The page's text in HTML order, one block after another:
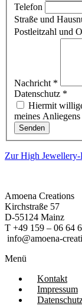
Telefon
Straße und
Postleitzahl und
Nachricht *
Datenschutz *
Hiermit
meines
Senden
Zur High
Amoena Creations
Kirchstraße 57
D-55124 Mainz
T +49 159 – 06 64
info@amoena-
Menü
Kontakt
Impressum